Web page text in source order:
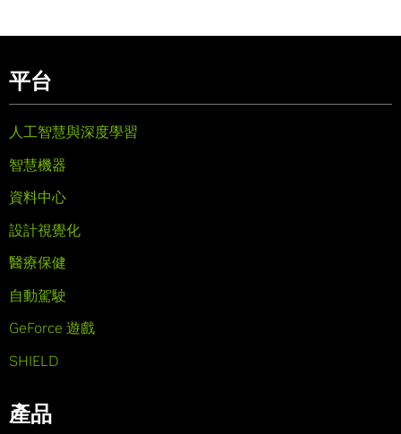
平台
人工智慧與深度學習
智慧機器
資料中心
設計視覺化
醫療保健
自動駕駛
GeForce 遊戲
SHIELD
產品